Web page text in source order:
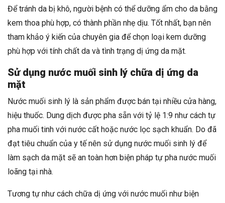
Để tránh da bị khô, người bệnh có thể dưỡng ẩm cho da bằng
kem thoa phù hợp, có thành phần nhẹ dịu. Tốt nhất, bạn nên
tham khảo ý kiến của chuyên gia để chọn loại kem dưỡng
phù hợp với tính chất da và tình trạng dị ứng da mặt.
Sử dụng nước muối sinh lý chữa dị ứng da
mặt
Nước muối sinh lý là sản phẩm được bán tại nhiều cửa hàng,
hiệu thuốc. Dung dịch được pha sẵn với tỷ lệ 1:9 như cách tự
pha muối tinh với nước cất hoặc nước lọc sạch khuẩn. Do đã
đạt tiêu chuẩn của y tế nên sử dụng nước muối sinh lý để
làm sạch da mặt sẽ an toàn hơn biện pháp tự pha nước muối
loãng tại nhà.
Tương tự như cách chữa dị ứng với nước muối như biện